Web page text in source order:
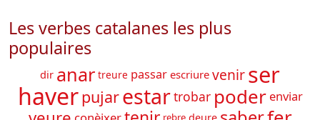
Les verbes catalanes les plus
populaires
dir anar treure passar escriure venirser
haverpujarestartrobar poder enviar
rebre